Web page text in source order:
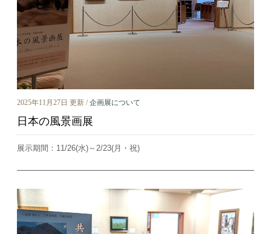
2025年11月27日 更新 /企画展について
日本の風景画展
展示期間：11/26(水)～2/23(月・祝)